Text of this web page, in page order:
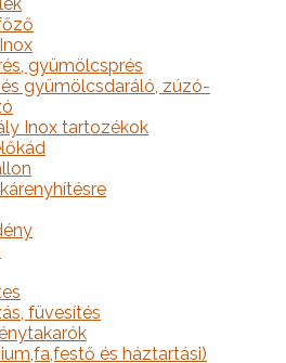
gyümölcsprés
gyümölcsdaráló, zúzó-
Inox tartozékok
füvesítés
és háztartási)